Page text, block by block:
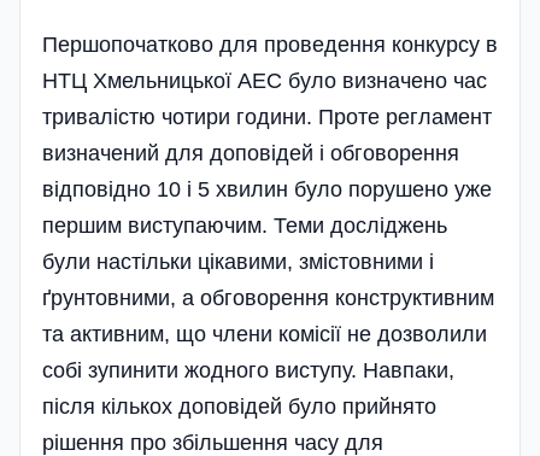
Першопочатково для проведення конкурсу в
НТЦ Хмельницької АЕС було визначено час
тривалістю чотири години. Проте регламент
визначений для доповідей і обговорення
відповідно 10 і 5 хвилин було порушено уже
першим виступаючим. Теми досліджень
були настільки цікавими, змістовними і
ґрунтовними, а обговорення конструктивним
та активним, що члени комісії не дозволили
собі зупинити жодного виступу. Навпаки,
після кількох доповідей було прийнято
рішення про збільшення часу для